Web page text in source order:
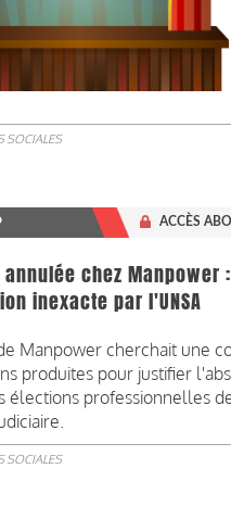
SOCIALES
ACCÈS
annulée chez
inexacte par l'UNSA
de Manpower cherchait une
produites pour justifier
élections professionnelles
SOCIALES